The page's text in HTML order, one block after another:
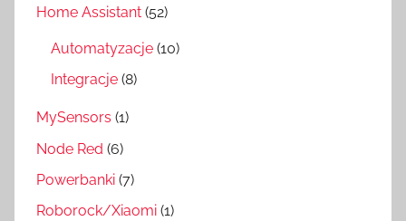
Home Assistant (52)
Automatyzacje (10)
Integracje (8)
MySensors (1)
Node Red (6)
Powerbanki (7)
Roborock/Xiaomi (1)